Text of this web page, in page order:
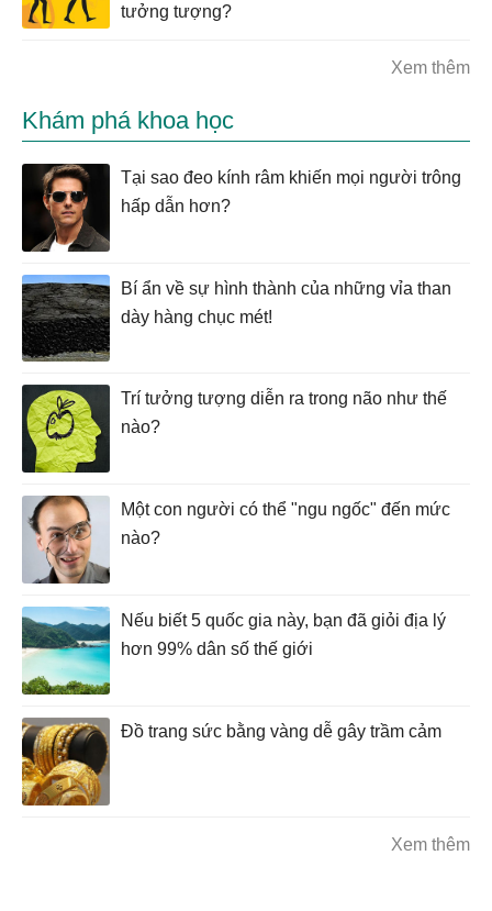
tưởng tượng?
Xem thêm
Khám phá khoa học
Tại sao đeo kính râm khiến mọi người trông
hấp dẫn hơn?
Bí ẩn về sự hình thành của những vỉa than
dày hàng chục mét!
Trí tưởng tượng diễn ra trong não như thế
nào?
Một con người có thể "ngu ngốc" đến mức
nào?
Nếu biết 5 quốc gia này, bạn đã giỏi địa lý
hơn 99% dân số thế giới
Đồ trang sức bằng vàng dễ gây trầm cảm
Xem thêm